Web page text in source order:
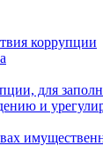
коррупции
для
и